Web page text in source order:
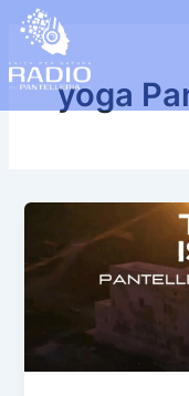
contenuto
yoga